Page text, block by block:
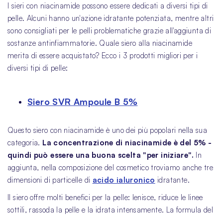
I sieri con niacinamide possono essere dedicati a diversi tipi di
pelle. Alcuni hanno un'azione idratante potenziata, mentre altri
sono consigliati per le pelli problematiche grazie all'aggiunta di
sostanze antinfiammatorie. Quale siero alla niacinamide
merita di essere acquistato? Ecco i 3 prodotti migliori per i
diversi tipi di pelle:
Siero SVR Ampoule B 5%
Questo siero con niacinamide è uno dei più popolari nella sua
categoria. La concentrazione di niacinamide è del 5% -
quindi può essere una buona scelta "per iniziare". In
aggiunta, nella composizione del cosmetico troviamo anche tre
dimensioni di particelle di acido ialuronico idratante.
Il siero offre molti benefici per la pelle: lenisce, riduce le linee
sottili, rassoda la pelle e la idrata intensamente. La formula del